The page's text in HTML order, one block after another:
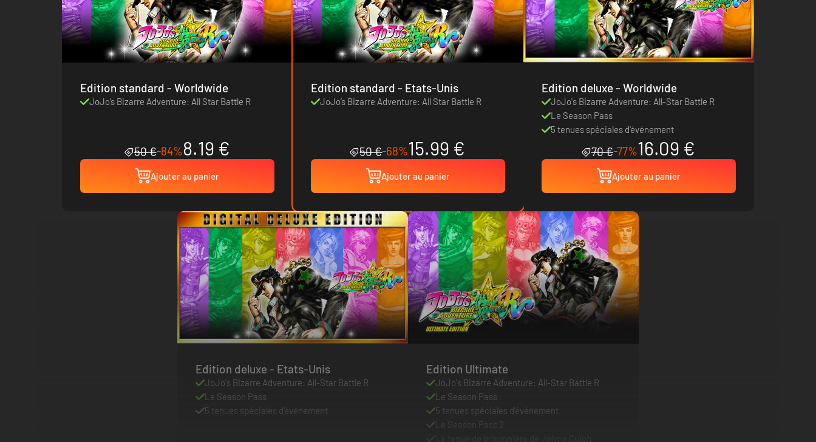
Edition standard - Worldwide
JoJo’s Bizarre Adventure: All Star Battle R
50 €-84%8.19 €
Ajouter au panier
Edition standard - Etats-Unis
JoJo’s Bizarre Adventure: All Star Battle R
50 €-68%15.99 €
Ajouter au panier
Edition deluxe - Worldwide
JoJo's Bizarre Adventure: All-Star Battle R
Le Season Pass
5 tenues spéciales d'événement
70 €-77%16.09 €
Ajouter au panier
Edition deluxe - Etats-Unis
JoJo's Bizarre Adventure: All-Star Battle R
Le Season Pass
5 tenues spéciales d'événement
Edition Ultimate
JoJo's Bizarre Adventure: All-Star Battle R
Le Season Pass
5 tenues spéciales d'événement
Le Season Pass 2